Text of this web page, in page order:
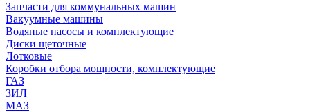
Запчасти для коммунальных машин
Вакуумные машины
Водяные насосы и комплектующие
Диски щеточные
Лотковые
Коробки отбора мощности, комплектующие
ГАЗ
ЗИЛ
МАЗ